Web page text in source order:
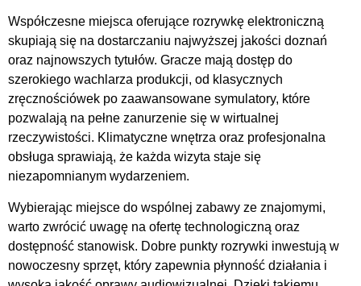
Współczesne miejsca oferujące rozrywkę elektroniczną
skupiają się na dostarczaniu najwyższej jakości doznań
oraz najnowszych tytułów. Gracze mają dostęp do
szerokiego wachlarza produkcji, od klasycznych
zręcznościówek po zaawansowane symulatory, które
pozwalają na pełne zanurzenie się w wirtualnej
rzeczywistości. Klimatyczne wnętrza oraz profesjonalna
obsługa sprawiają, że każda wizyta staje się
niezapomnianym wydarzeniem.
Wybierając miejsce do wspólnej zabawy ze znajomymi,
warto zwrócić uwagę na ofertę technologiczną oraz
dostępność stanowisk. Dobre punkty rozrywki inwestują w
nowoczesny sprzęt, który zapewnia płynność działania i